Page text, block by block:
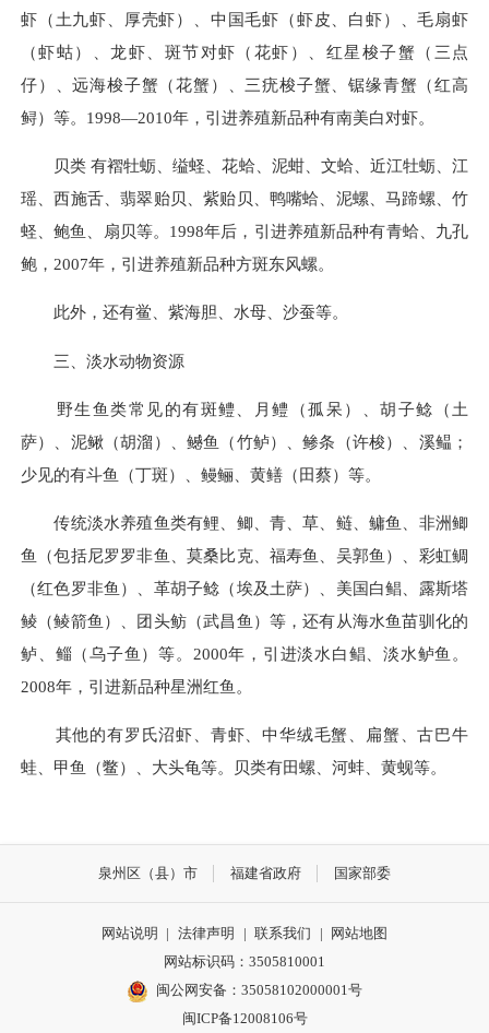
虾（土九虾、厚壳虾）、中国毛虾（虾皮、白虾）、毛扇虾
（虾蛄）、龙虾、斑节对虾（花虾）、红星梭子蟹（三点
仔）、远海梭子蟹（花蟹）、三疣梭子蟹、锯缘青蟹（红高
鲟）等。1998—2010年，引进养殖新品种有南美白对虾。
贝类 有褶牡蛎、缢蛏、花蛤、泥蚶、文蛤、近江牡蛎、江
瑶、西施舌、翡翠贻贝、紫贻贝、鸭嘴蛤、泥螺、马蹄螺、竹
蛏、鲍鱼、扇贝等。1998年后，引进养殖新品种有青蛤、九孔
鲍，2007年，引进养殖新品种方斑东风螺。
此外，还有鲎、紫海胆、水母、沙蚕等。
三、淡水动物资源
野生鱼类常见的有斑鳢、月鳢（孤呆）、胡子鲶（土
萨）、泥鳅（胡溜）、鳡鱼（竹鲈）、鲹条（许梭）、溪鳁；
少见的有斗鱼（丁斑）、鳗鲡、黄鳝（田蔡）等。
传统淡水养殖鱼类有鲤、鲫、青、草、鲢、鳙鱼、非洲鲫
鱼（包括尼罗罗非鱼、莫桑比克、福寿鱼、吴郭鱼）、彩虹鲷
（红色罗非鱼）、革胡子鲶（埃及土萨）、美国白鲳、露斯塔
鲮（鲮箭鱼）、团头鲂（武昌鱼）等，还有从海水鱼苗驯化的
鲈、鲻（乌子鱼）等。2000年，引进淡水白鲳、淡水鲈鱼。
2008年，引进新品种星洲红鱼。
其他的有罗氏沼虾、青虾、中华绒毛蟹、扁蟹、古巴牛
蛙、甲鱼（鳖）、大头龟等。贝类有田螺、河蚌、黄蚬等。
泉州区（县）市 福建省政府 国家部委
网站说明 | 法律声明 | 联系我们 |
网站地图
网站标识码：3505810001
闽公网安备：35058102000001号
闽ICP备12008106号